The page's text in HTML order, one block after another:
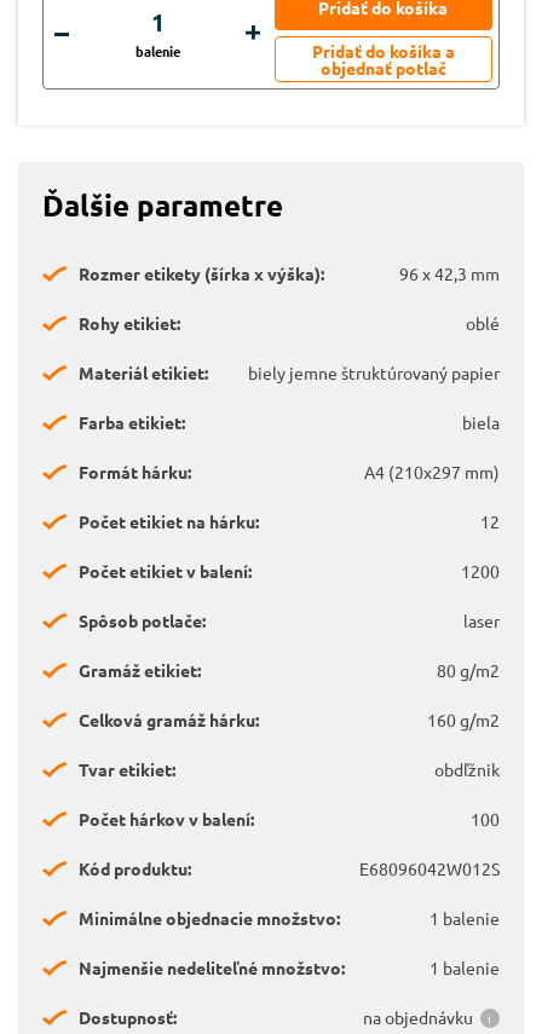
balenie
Ďalšie parametre
Rozmer etikety (šírka x výška): 96 x 42,3 mm
Rohy etikiet: oblé
Materiál etikiet: biely jemne štruktúrovaný papier
Farba etikiet: biela
Formát hárku: A4 (210x297 mm)
Počet etikiet na hárku: 12
Počet etikiet v balení: 1200
Spôsob potlače: laser
Gramáž etikiet: 80 g/m2
Celková gramáž hárku: 160 g/m2
Tvar etikiet: obdľžnik
Počet hárkov v balení: 100
Kód produktu: E68096042W012S
Minimálne objednacie množstvo: 1 balenie
Najmenšie nedeliteľné množstvo: 1 balenie
Dostupnosť: na objednávku